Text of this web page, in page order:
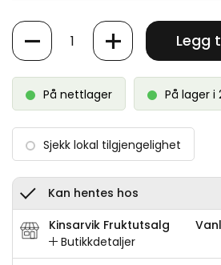
Antall
Legg
På nettlager På lager i
Sjekk lokal tilgjengelighet
Kan hentes hos
Kinsarvik Fruktutsalg
Butikkdetaljer